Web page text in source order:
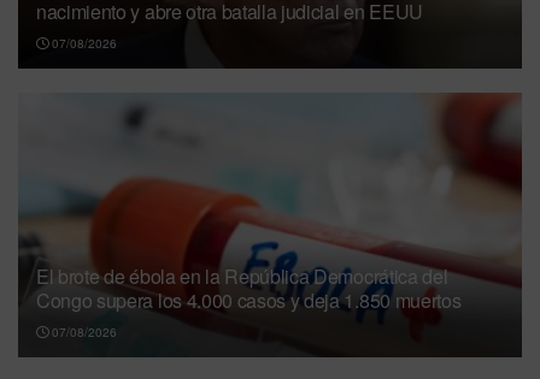
nacimiento y abre otra batalla judicial en EEUU
07/08/2026
El brote de ébola en la República Democrática del
Congo supera los 4.000 casos y deja 1.850 muertos
07/08/2026